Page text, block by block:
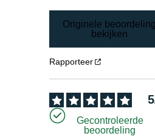
Originele
bekijken
Rapporteer
5
Gecontroleerde
beoordeling